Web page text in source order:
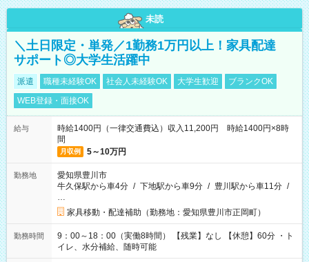
未読
＼土日限定・単発／1勤務1万円以上！家具配達
サポート◎大学生活躍中
派遣 職種未経験OK 社会人未経験OK 大学生歓迎
ブランクOK
WEB登録・面接OK
給与
時給1400円（一律交通費込）収入11,200円 時給1400円×8時
間
月収例 5～10万円
勤務地
愛知県豊川市
牛久保駅から車4分 / 下地駅から車9分 / 豊川駅から車11分 /
…
家具移動・配達補助（勤務地：愛知県豊川市正岡町）
勤務時間
9：00～18：00（実働8時間） 【残業】なし 【休憩】60分 ・ト
イレ、水分補給、随時可能